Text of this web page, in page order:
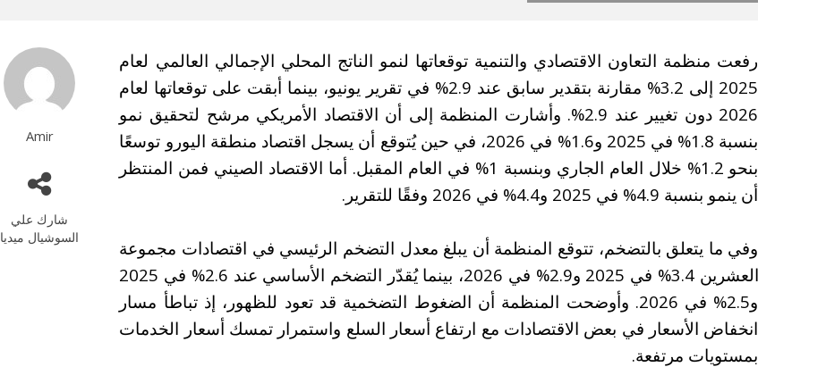
Amir
شارك علي
السوشيال ميديا
رفعت منظمة التعاون الاقتصادي والتنمية توقعاتها لنمو الناتج المحلي الإجمالي العالمي لعام
2025 إلى 3.2% مقارنة بتقدير سابق عند 2.9% في تقرير يونيو، بينما أبقت على توقعاتها لعام
2026 دون تغيير عند 2.9%. وأشارت المنظمة إلى أن الاقتصاد الأمريكي مرشح لتحقيق نمو
بنسبة 1.8% في 2025 و1.6% في 2026، في حين يُتوقع أن يسجل اقتصاد منطقة اليورو توسعًا
بنحو 1.2% خلال العام الجاري وبنسبة 1% في العام المقبل. أما الاقتصاد الصيني فمن المنتظر
أن ينمو بنسبة 4.9% في 2025 و4.4% في 2026 وفقًا للتقرير.
وفي ما يتعلق بالتضخم، تتوقع المنظمة أن يبلغ معدل التضخم الرئيسي في اقتصادات مجموعة
العشرين 3.4% في 2025 و2.9% في 2026، بينما يُقدّر التضخم الأساسي عند 2.6% في 2025
و2.5% في 2026. وأوضحت المنظمة أن الضغوط التضخمية قد تعود للظهور، إذ تباطأ مسار
انخفاض الأسعار في بعض الاقتصادات مع ارتفاع أسعار السلع واستمرار تمسك أسعار الخدمات
بمستويات مرتفعة.